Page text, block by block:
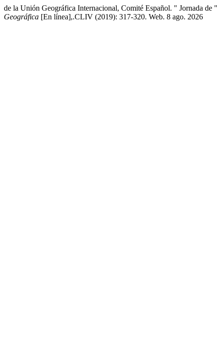
de la Unión Geográfica Internacional, Comité Español. " Jornada
Geográfica [En línea],.CLIV (2019): 317-320. Web. 8 ago. 2026